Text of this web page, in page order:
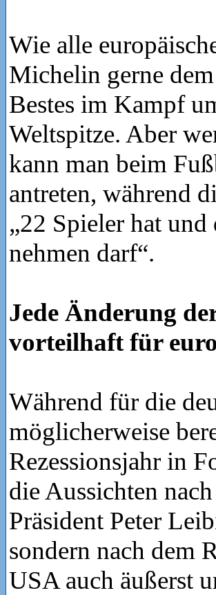
Wie alle
Michelin gerne
Bestes im Kampf
Weltspitze. Aber
kann man beim
antreten, während
„22 Spieler hat
nehmen darf“.
Jede Änderung
vorteilhaft für
Während für die
möglicherweise
Rezessionsjahr in
die Aussichten
Präsident Peter
sondern nach dem
USA auch äußerst